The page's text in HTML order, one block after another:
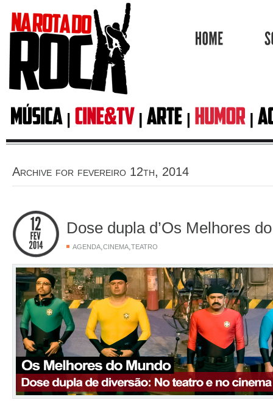
Archive for fevereiro 12th, 2014
Dose dupla d’Os Melhores
AGENDA,CINEMA,TEATRO